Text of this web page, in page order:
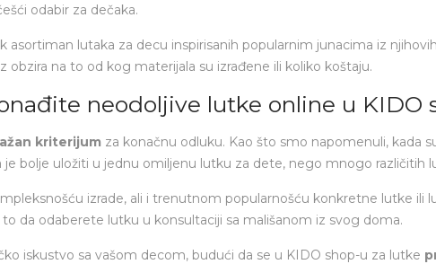
odabir za dečaka.
asortiman lutaka za decu inspirisanih popularnim junacima iz
obzira na to od kog materijala su izrađene ili koliko koštaju.
neodoljive lutke online u KIDO
kriterijum za konačnu odluku. Kao što smo napomenuli, kada
bolje uložiti u jednu omiljenu lutku za dete, nego mnogo različitih
izrade, ali i trenutnom popularnošću konkretne lutke
da odaberete lutku u konsultaciji sa mališanom iz svog doma.
iskustvo sa vašom decom, budući da se u KIDO shop-u za lutke